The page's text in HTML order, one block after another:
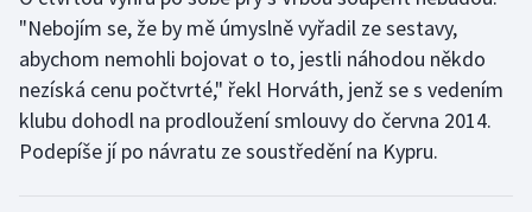
"Nebojím se, že by mě úmyslně vyřadil ze sestavy,
abychom nemohli bojovat o to, jestli náhodou někdo
nezíská cenu počtvrté," řekl Horváth, jenž se s vedením
klubu dohodl na prodloužení smlouvy do června 2014.
Podepíše jí po návratu ze soustředění na Kypru.